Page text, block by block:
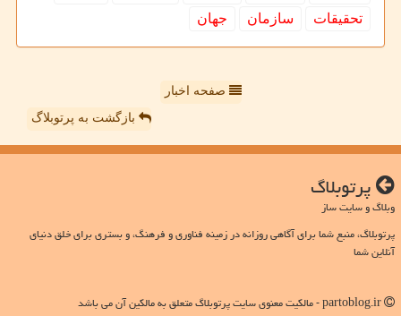
تحقیقات
سازمان جهان
صفحه اخبار
بازگشت به پرتوبلاگ
پرتوبلاگ
وبلاگ و سایت ساز
پرتوبلاگ، منبع شما برای آگاهی روزانه در زمینه فناوری و فرهنگ، و بستری برای خلق دنیای
آنلاین شما